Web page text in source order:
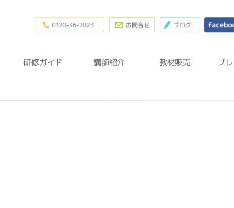
.com
0120-36-2023 お問合わせフォーム
ブログ
研修ガイド 講師紹介 教材販売 プレ